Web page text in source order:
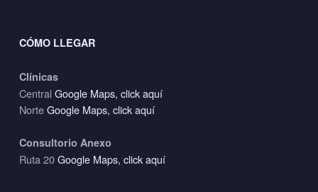
CÓMO LLEGAR
Clínicas
CentralGoogle Maps, click aquí
NorteGoogle Maps, click aquí
Consultorio Anexo
Ruta 20Google Maps, click aquí